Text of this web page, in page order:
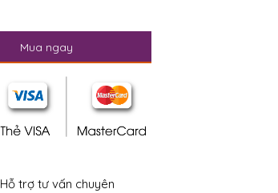
Mua ngay
Hỗ trợ tư vấn chuyên